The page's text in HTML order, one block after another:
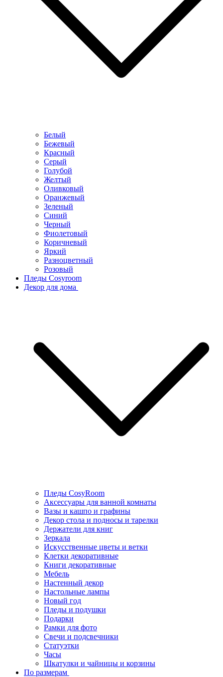
Белый
Бежевый
Красный
Серый
Голубой
Желтый
Оливковый
Оранжевый
Зеленый
Синий
Черный
Фиолетовый
Коричневый
Яркий
Разноцветный
Розовый
Пледы Cosyroom
Декор для дома
Пледы CosyRoom
Аксессуары для ванной комнаты
Вазы и кашпо и графины
Декор стола и подносы и тарелки
Держатели для книг
Зеркала
Искусcтвенные цветы и ветки
Клетки декоративные
Книги декоративные
Мебель
Настенный декор
Настольные лампы
Новый год
Пледы и подушки
Подарки
Рамки для фото
Свечи и подсвечники
Статуэтки
Часы
Шкатулки и чайницы и корзины
По размерам